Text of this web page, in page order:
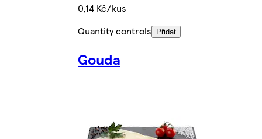
0,14 Kč/kus
Quantity controls
Přidat
Gouda